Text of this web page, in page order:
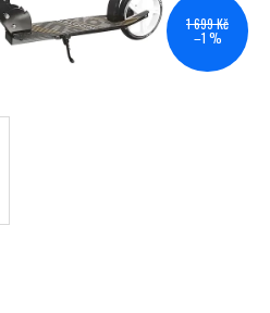
1 699 Kč
–1 %